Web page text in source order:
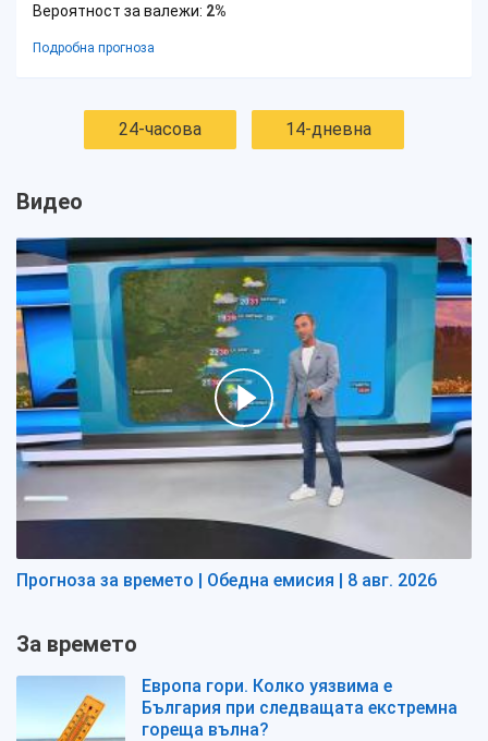
Вероятност за валежи: 2%
Подробна прогноза
24-часова 14-дневна
Видео
Прогноза за времето | Обедна емисия | 8 авг. 2026
За времето
Европа гори. Колко уязвима е
България при следващата екстремна
гореща вълна?